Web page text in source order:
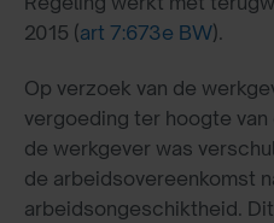
2015 (art 7:673e BW).
Op verzoek van de
vergoeding ter hoogte
de werkgever was
de arbeidsovereenkomst
arbeidsongeschiktheid.